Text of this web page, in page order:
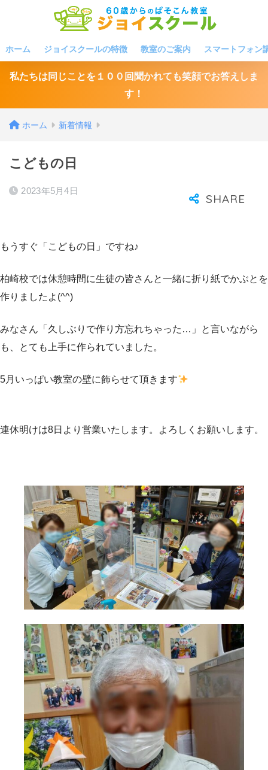
ホーム ジョイスクールの特徴 教室のご案内 スマートフォン
私たちは同じことを１００回聞かれても笑顔でお答えしま
す！
ホーム 新着情報
こどもの日
2023年5月4日
もうすぐ「こどもの日」ですね♪
柏崎校では休憩時間に生徒の皆さんと一緒に折り紙でかぶとを
作りましたよ(^^)
みなさん「久しぶりで作り方忘れちゃった…」と言いながら
も、とても上手に作られていました。
5月いっぱい教室の壁に飾らせて頂きます
連休明けは8日より営業いたします。よろしくお願いします。